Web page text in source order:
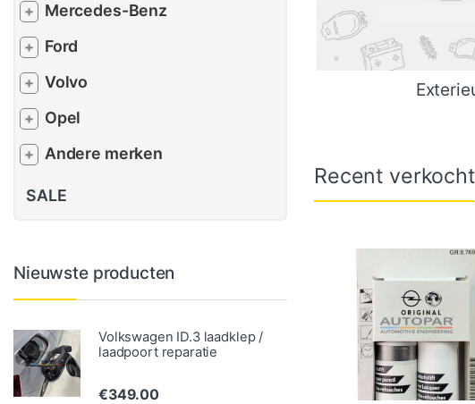
Recent verkocht
+ Mercedes-Benz
+ Ford
+ Volvo
+ Opel
+ Andere merken
SALE
Nieuwste producten
Volkswagen ID.3 laadklep /
laadpoort reparatie
€349.00